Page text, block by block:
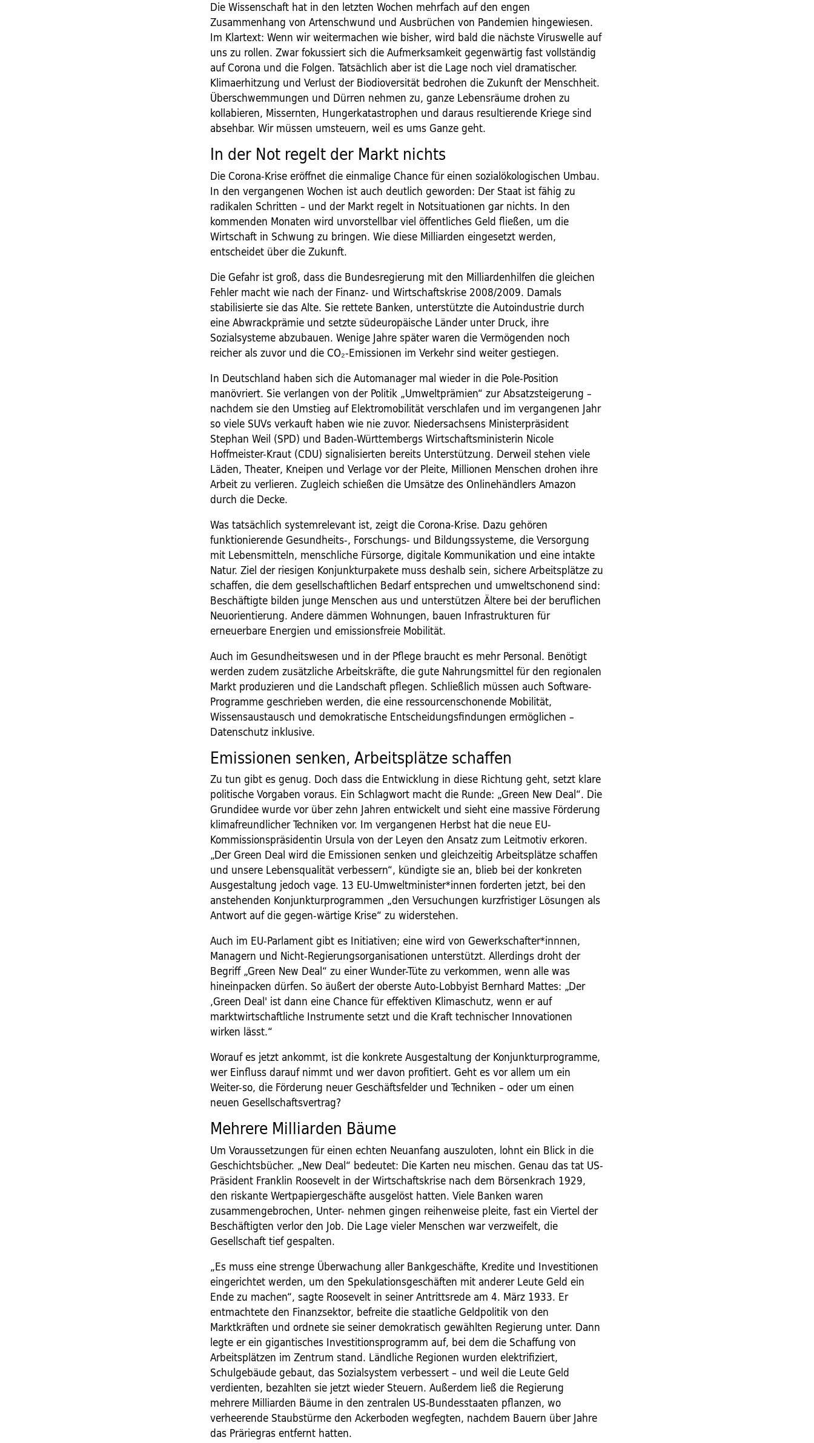
Die Wissenschaft hat in den letzten Wochen mehrfach auf den engen
Zusammenhang von Artenschwund und Ausbrüchen von Pandemien hingewiesen.
Im Klartext: Wenn wir weitermachen wie bisher, wird bald die nächste Viruswelle auf
uns zu rollen. Zwar fokussiert sich die Aufmerksamkeit gegenwärtig fast vollständig
auf Corona und die Folgen. Tatsächlich aber ist die Lage noch viel dramatischer.
Klimaerhitzung und Verlust der Biodioversität bedrohen die Zukunft der Menschheit.
Überschwemmungen und Dürren nehmen zu, ganze Lebensräume drohen zu
kollabieren, Missernten, Hungerkatastrophen und daraus resultierende Kriege sind
absehbar. Wir müssen umsteuern, weil es ums Ganze geht.
In der Not regelt der Markt nichts
Die Corona-Krise eröffnet die einmalige Chance für einen sozialökologischen Umbau.
In den vergangenen Wochen ist auch deutlich geworden: Der Staat ist fähig zu
radikalen Schritten – und der Markt regelt in Notsituationen gar nichts. In den
kommenden Monaten wird unvorstellbar viel öffentliches Geld fließen, um die
Wirtschaft in Schwung zu bringen. Wie diese Milliarden eingesetzt werden,
entscheidet über die Zukunft.
Die Gefahr ist groß, dass die Bundesregierung mit den Milliardenhilfen die gleichen
Fehler macht wie nach der Finanz- und Wirtschaftskrise 2008/2009. Damals
stabilisierte sie das Alte. Sie rettete Banken, unterstützte die Autoindustrie durch
eine Abwrackprämie und setzte südeuropäische Länder unter Druck, ihre
Sozialsysteme abzubauen. Wenige Jahre später waren die Vermögenden noch
reicher als zuvor und die CO₂-Emissionen im Verkehr sind weiter gestiegen.
In Deutschland haben sich die Automanager mal wieder in die Pole-Position
manövriert. Sie verlangen von der Politik „Umweltprämien“ zur Absatzsteigerung –
nachdem sie den Umstieg auf Elektromobilität verschlafen und im vergangenen Jahr
so viele SUVs verkauft haben wie nie zuvor. Niedersachsens Ministerpräsident
Stephan Weil (SPD) und Baden-Württembergs Wirtschaftsministerin Nicole
Hoffmeister-Kraut (CDU) signalisierten bereits Unterstützung. Derweil stehen viele
Läden, Theater, Kneipen und Verlage vor der Pleite, Millionen Menschen drohen ihre
Arbeit zu verlieren. Zugleich schießen die Umsätze des Onlinehändlers Amazon
durch die Decke.
Was tatsächlich systemrelevant ist, zeigt die Corona-Krise. Dazu gehören
funktionierende Gesundheits-, Forschungs- und Bildungssysteme, die Versorgung
mit Lebensmitteln, menschliche Fürsorge, digitale Kommunikation und eine intakte
Natur. Ziel der riesigen Konjunkturpakete muss deshalb sein, sichere Arbeitsplätze zu
schaffen, die dem gesellschaftlichen Bedarf entsprechen und umweltschonend sind:
Beschäftigte bilden junge Menschen aus und unterstützen Ältere bei der beruflichen
Neuorientierung. Andere dämmen Wohnungen, bauen Infrastrukturen für
erneuerbare Energien und emissionsfreie Mobilität.
Auch im Gesundheitswesen und in der Pflege braucht es mehr Personal. Benötigt
werden zudem zusätzliche Arbeitskräfte, die gute Nahrungsmittel für den regionalen
Markt produzieren und die Landschaft pflegen. Schließlich müssen auch Software-
Programme geschrieben werden, die eine ressourcenschonende Mobilität,
Wissensaustausch und demokratische Entscheidungsfindungen ermöglichen –
Datenschutz inklusive.
Emissionen senken, Arbeitsplätze schaffen
Zu tun gibt es genug. Doch dass die Entwicklung in diese Richtung geht, setzt klare
politische Vorgaben voraus. Ein Schlagwort macht die Runde: „Green New Deal“. Die
Grundidee wurde vor über zehn Jahren entwickelt und sieht eine massive Förderung
klimafreundlicher Techniken vor. Im vergangenen Herbst hat die neue EU-
Kommissionspräsidentin Ursula von der Leyen den Ansatz zum Leitmotiv erkoren.
„Der Green Deal wird die Emissionen senken und gleichzeitig Arbeitsplätze schaffen
und unsere Lebensqualität verbessern“, kündigte sie an, blieb bei der konkreten
Ausgestaltung jedoch vage. 13 EU-Umweltminister*innen forderten jetzt, bei den
anstehenden Konjunkturprogrammen „den Versuchungen kurzfristiger Lösungen als
Antwort auf die gegen-wärtige Krise“ zu widerstehen.
Auch im EU-Parlament gibt es Initiativen; eine wird von Gewerkschafter*innnen,
Managern und Nicht-Regierungsorganisationen unterstützt. Allerdings droht der
Begriff „Green New Deal“ zu einer Wunder-Tüte zu verkommen, wenn alle was
hineinpacken dürfen. So äußert der oberste Auto-Lobbyist Bernhard Mattes: „Der
,Green Deal' ist dann eine Chance für effektiven Klimaschutz, wenn er auf
marktwirtschaftliche Instrumente setzt und die Kraft technischer Innovationen
wirken lässt.“
Worauf es jetzt ankommt, ist die konkrete Ausgestaltung der Konjunkturprogramme,
wer Einfluss darauf nimmt und wer davon profitiert. Geht es vor allem um ein
Weiter-so, die Förderung neuer Geschäftsfelder und Techniken – oder um einen
neuen Gesellschaftsvertrag?
Mehrere Milliarden Bäume
Um Voraussetzungen für einen echten Neuanfang auszuloten, lohnt ein Blick in die
Geschichtsbücher. „New Deal“ bedeutet: Die Karten neu mischen. Genau das tat US-
Präsident Franklin Roosevelt in der Wirtschaftskrise nach dem Börsenkrach 1929,
den riskante Wertpapiergeschäfte ausgelöst hatten. Viele Banken waren
zusammengebrochen, Unter- nehmen gingen reihenweise pleite, fast ein Viertel der
Beschäftigten verlor den Job. Die Lage vieler Menschen war verzweifelt, die
Gesellschaft tief gespalten.
„Es muss eine strenge Überwachung aller Bankgeschäfte, Kredite und Investitionen
eingerichtet werden, um den Spekulationsgeschäften mit anderer Leute Geld ein
Ende zu machen“, sagte Roosevelt in seiner Antrittsrede am 4. März 1933. Er
entmachtete den Finanzsektor, befreite die staatliche Geldpolitik von den
Marktkräften und ordnete sie seiner demokratisch gewählten Regierung unter. Dann
legte er ein gigantisches Investitionsprogramm auf, bei dem die Schaffung von
Arbeitsplätzen im Zentrum stand. Ländliche Regionen wurden elektrifiziert,
Schulgebäude gebaut, das Sozialsystem verbessert – und weil die Leute Geld
verdienten, bezahlten sie jetzt wieder Steuern. Außerdem ließ die Regierung
mehrere Milliarden Bäume in den zentralen US-Bundesstaaten pflanzen, wo
verheerende Staubstürme den Ackerboden wegfegten, nachdem Bauern über Jahre
das Präriegras entfernt hatten.